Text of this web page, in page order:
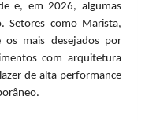
e, em 2026, algumas
Setores como Marista,
os mais desejados por
com arquitetura
de alta performance